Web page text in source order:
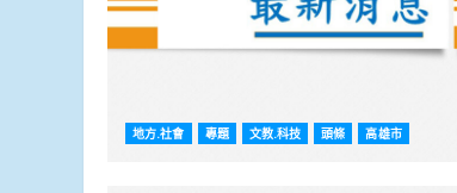
地方.社會 專題 文教.科技 頭條 高雄市